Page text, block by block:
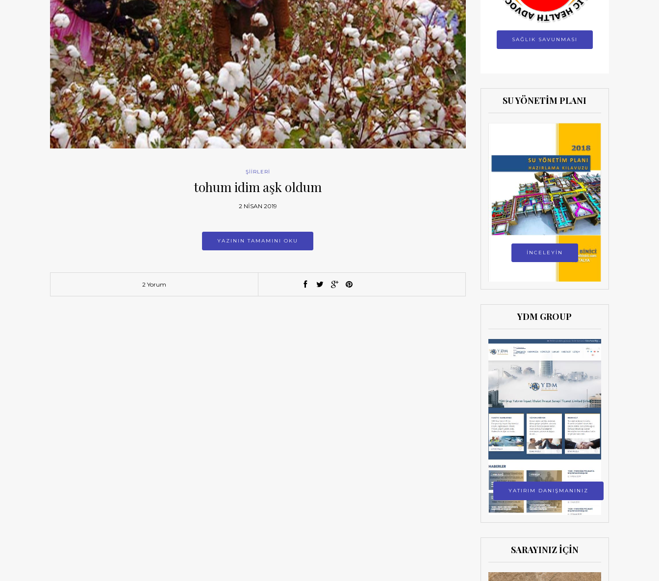
ŞİİRLERİ
tohum idim aşk oldum
2 NISAN 2019
YAZININ TAMAMINI OKU
2 Yorum
SAĞLIK SAVUNMASI
SU YÖNETİM PLANI
İNCELEYİN
YDM GROUP
YATIRIM DANIŞMANINIZ
SARAYINIZ İÇİN